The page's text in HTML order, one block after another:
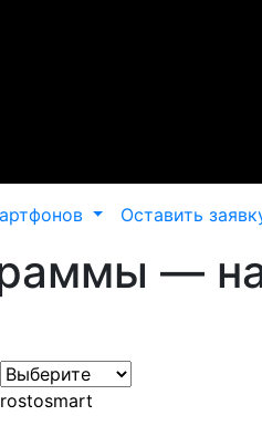
Оставить
—